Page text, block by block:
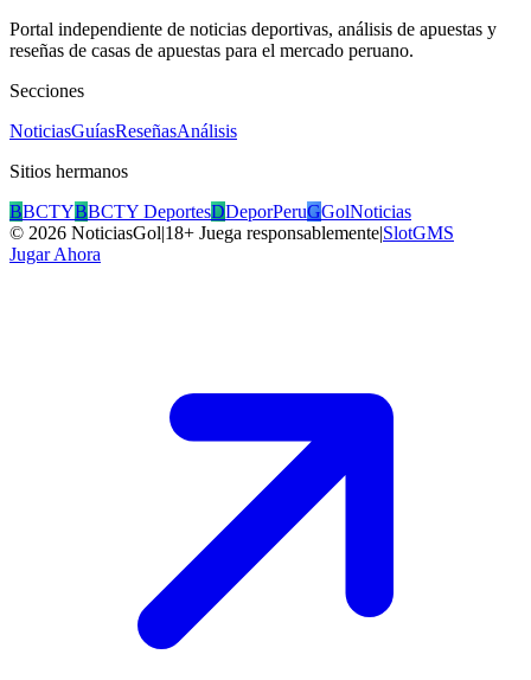
Portal independiente de noticias deportivas, análisis de apuestas y
reseñas de casas de apuestas para el mercado peruano.
Secciones
NoticiasGuíasReseñasAnálisis
Sitios hermanos
BBCTYBBCTY DeportesDDeporPeruGGolNoticias
© 2026 NoticiasGol|18+ Juega responsablemente|SlotGMS
Jugar Ahora